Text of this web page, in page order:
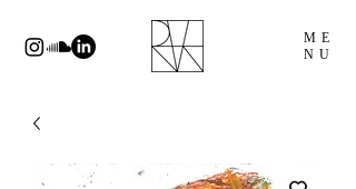
ME
NU